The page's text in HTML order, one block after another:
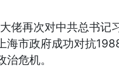
再次对中共总书记
市政府成功对抗
治危机。